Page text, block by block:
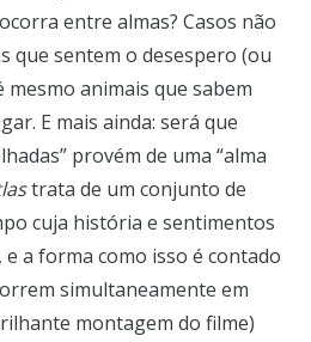
entre almas? Casos não
que sentem o desespero (ou
animais que sabem
E mais ainda: será que
provém de uma “alma
trata de um conjunto de
cuja história e sentimentos
a forma como isso é contado
simultaneamente em
montagem do filme)